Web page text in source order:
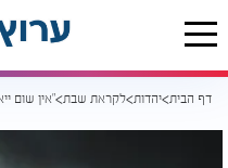
דף הבית יהדות לקראת שבת